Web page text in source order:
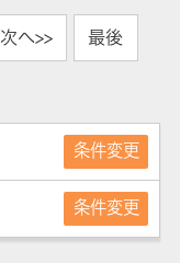
次へ>> 最後
条件変更
条件変更